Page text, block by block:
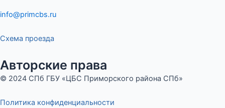
info@primcbs.ru
Схема проезда
Авторские права
© 2024 СПб ГБУ «ЦБС Приморского района СПб»
Политика конфиденциальности